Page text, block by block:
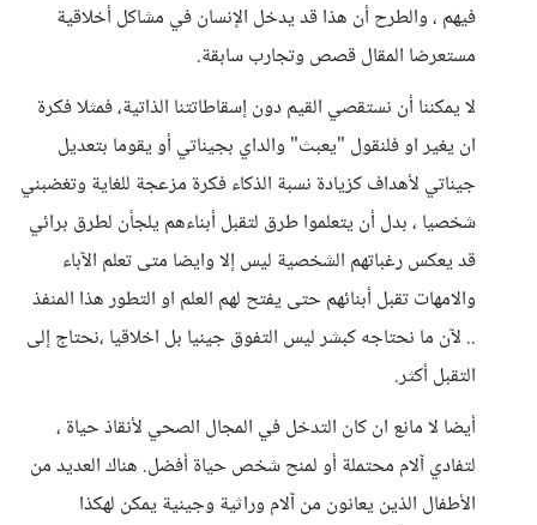
فيهم ، والطرح أن هذا قد يدخل الإنسان في مشاكل أخلاقية
مستعرضا المقال قصص وتجارب سابقة.
لا يمكننا أن نستقصي القيم دون إسقاطاتتنا الذاتية، فمثلا فكرة
ان يغير او فلنقول "يعبث" والداي بجيناتي أو يقوما بتعديل
جيناتي لأهداف كزيادة نسبة الذكاء فكرة مزعجة للغاية وتغضبني
شخصيا ، بدل أن يتعلموا طرق لتقبل أبناءهم يلجأن لطرق برائي
قد يعكس رغباتهم الشخصية ليس إلا وايضا متى تعلم الآباء
والامهات تقبل أبنائهم حتى يفتح لهم العلم او التطور هذا المنفذ
.. لآن ما نحتاجه كبشر ليس التفوق جينيا بل اخلاقيا ،نحتاج إلى
التقبل أكثر.
أيضا لا مانع ان كان التدخل في المجال الصحي لأنقاذ حياة ،
لتفادي آلام محتملة أو لمنح شخص حياة أفضل. هناك العديد من
الأطفال الذين يعانون من آلام وراثية وجينية يمكن لهكذا